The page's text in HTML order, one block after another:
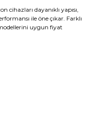
cihazları dayanıklı yapısı,
ile öne çıkar. Farklı
uygun fiyat